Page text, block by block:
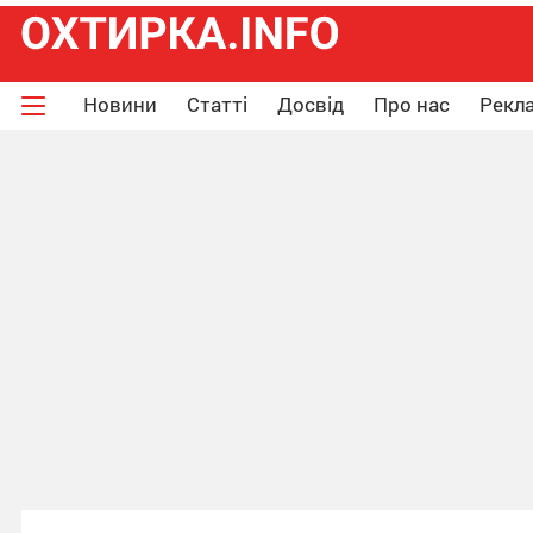
Новини Статті Досвід Про нас